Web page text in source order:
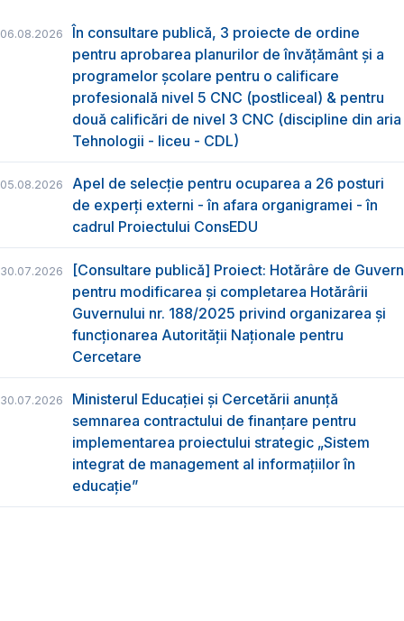
06.08.2026
În consultare publică, 3 proiecte de ordine
pentru aprobarea planurilor de învățământ și a
programelor școlare pentru o calificare
profesională nivel 5 CNC (postliceal) & pentru
două calificări de nivel 3 CNC (discipline din aria
Tehnologii - liceu - CDL)
05.08.2026
Apel de selecție pentru ocuparea a 26 posturi
de experți externi - în afara organigramei - în
cadrul Proiectului ConsEDU
30.07.2026
[Consultare publică] Proiect: Hotărâre de Guvern
pentru modificarea și completarea Hotărârii
Guvernului nr. 188/2025 privind organizarea şi
funcţionarea Autorităţii Naţionale pentru
Cercetare
30.07.2026
Ministerul Educației și Cercetării anunță
semnarea contractului de finanțare pentru
implementarea proiectului strategic „Sistem
integrat de management al informațiilor în
educație”